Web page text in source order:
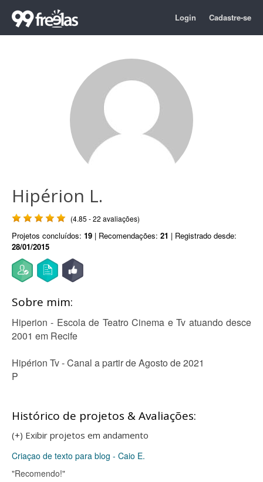
Login Cadastre-se
Hipérion L.
(4.85 - 22 avaliações)
Projetos concluídos: 19 | Recomendações: 21 | Registrado desde:
28/01/2015
Sobre mim:
Hiperion - Escola de Teatro Cinema e Tv atuando desce
2001 em Recife
Hipérion Tv - Canal a partir de Agosto de 2021
P
Histórico de projetos & Avaliações:
(+) Exibir projetos em andamento
Criaçao de texto para blog - Caio E.
"Recomendo!"